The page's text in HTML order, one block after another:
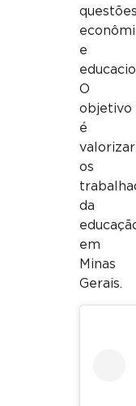
e
O
objetivo
é
valorizar
os
da
em
Minas
Gerais.